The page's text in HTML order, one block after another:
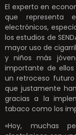
El experto en
que representa
electrónicos,
los estudios de
mayor uso de
y niños más
importante de
un retroceso
que justamente
gracias a la
tabaco como los
«Hoy, muchas